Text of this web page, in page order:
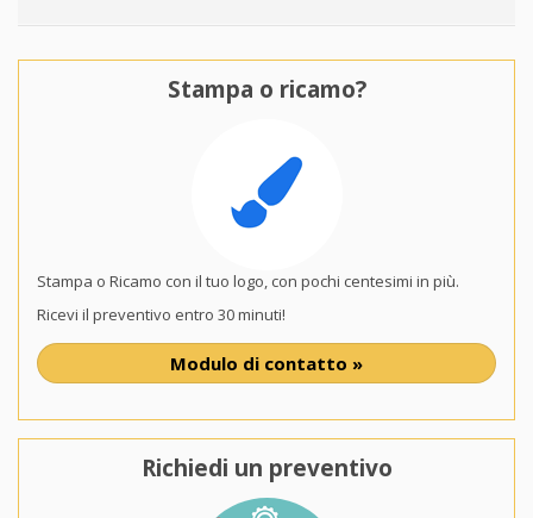
Stampa o ricamo?
Stampa o Ricamo con il tuo logo, con pochi centesimi in più.
Ricevi il preventivo entro 30 minuti!
Modulo di contatto »
Richiedi un preventivo